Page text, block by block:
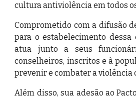
cultura antiviolência em todos
Comprometido com a difusão
para o estabelecimento dessa
atua junto a seus
conselheiros, inscritos e à
prevenir e combater a violência
Além disso, sua adesão ao